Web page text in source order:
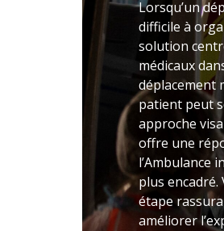
Lorsqu’un
difficile à
solution
médicaux
déplacement
patient peut
approche
offre une
l’Ambulance
plus
étape
améliorer